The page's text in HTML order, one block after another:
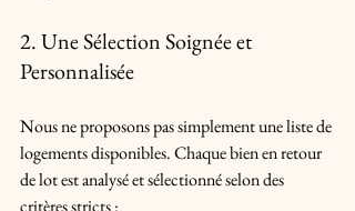
2. Une Sélection Soignée et
Personnalisée
Nous ne proposons pas simplement une liste de
logements disponibles. Chaque bien en retour
de lot est analysé et sélectionné selon des
critères stricts :